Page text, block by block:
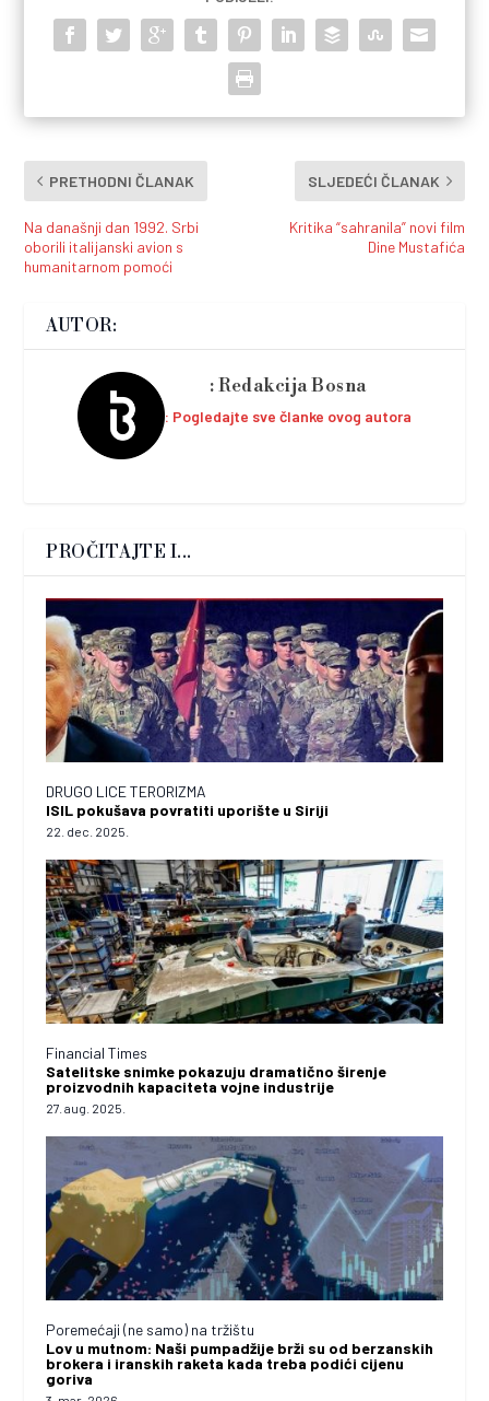
PRETHODNI ČLANAK
Na današnji dan 1992. Srbi
oborili italijanski avion s
humanitarnom pomoći
SLJEDEĆI ČLANAK
Kritika “sahranila” novi film
Dine Mustafića
AUTOR:
Redakcija Bosna
Pogledajte sve članke ovog autora
PROČITAJTE I...
DRUGO LICE TERORIZMA
ISIL pokušava povratiti uporište u Siriji
22. dec. 2025.
Financial Times
Satelitske snimke pokazuju dramatično širenje
proizvodnih kapaciteta vojne industrije
27. aug. 2025.
Poremećaji (ne samo) na tržištu
Lov u mutnom: Naši pumpadžije brži su od berzanskih
brokera i iranskih raketa kada treba podići cijenu
goriva